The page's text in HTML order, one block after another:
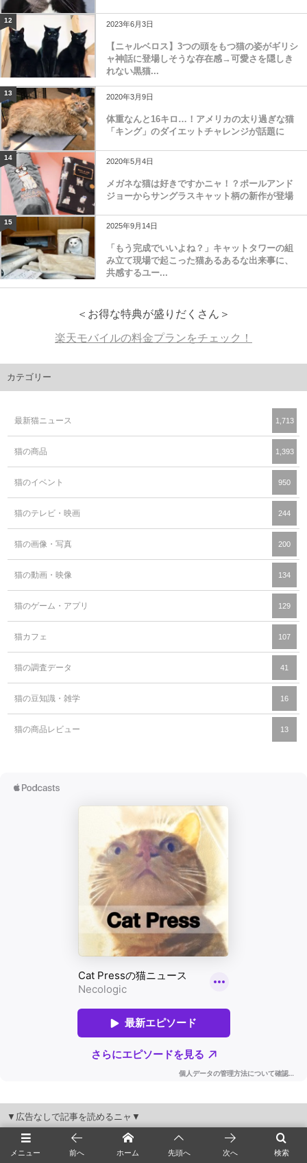
12 2023年6月3日
【ニャルベロス】3つの頭をもつ猫の姿がギリシ
ャ神話に登場しそうな存在感→可愛さを隠しき
れない黒猫...
13 2020年3月9日
体重なんと16キロ…！アメリカの太り過ぎな猫
「キング」のダイエットチャレンジが話題に
14 2020年5月4日
メガネな猫は好きですかニャ！？ポールアンド
ジョーからサングラスキャット柄の新作が登場
15 2025年9月14日
「もう完成でいいよね？」キャットタワーの組
み立て現場で起こった猫あるあるな出来事に、
共感するユー...
＜お得な特典が盛りだくさん＞
楽天モバイルの料金プランをチェック！
カテゴリー
最新猫ニュース 1,713
猫の商品 1,393
猫のイベント 950
猫のテレビ・映画 244
猫の画像・写真 200
猫の動画・映像 134
猫のゲーム・アプリ 129
猫カフェ 107
猫の調査データ 41
猫の豆知識・雑学 16
猫の商品レビュー 13
▼広告なしで記事を読めるニャ▼
メニュー 検索
前へ ホーム 先頭へ 次へ